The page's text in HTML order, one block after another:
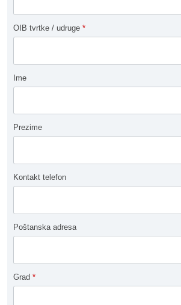
OIB tvrtke / udruge *
Ime
Prezime
Kontakt telefon
Poštanska adresa
Grad *